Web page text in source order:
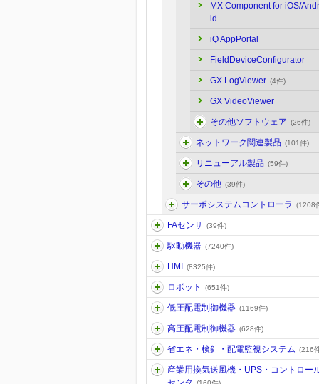
MX Component for iOS/
id
iQ AppPortal
FieldDeviceConfigurator
GX LogViewer (4件)
GX VideoViewer
その他ソフトウェア (26件)
ネットワーク関連製品 (101件)
リニューアル製品 (59件)
その他 (39件)
サーボシステムコントローラ (1208
FAセンサ (39件)
駆動機器 (7240件)
HMI (8325件)
ロボット (651件)
低圧配電制御機器 (1169件)
高圧配電制御機器 (628件)
省エネ・検針・配電監視システム (216
産業用換気送風機・UPS・コントロー